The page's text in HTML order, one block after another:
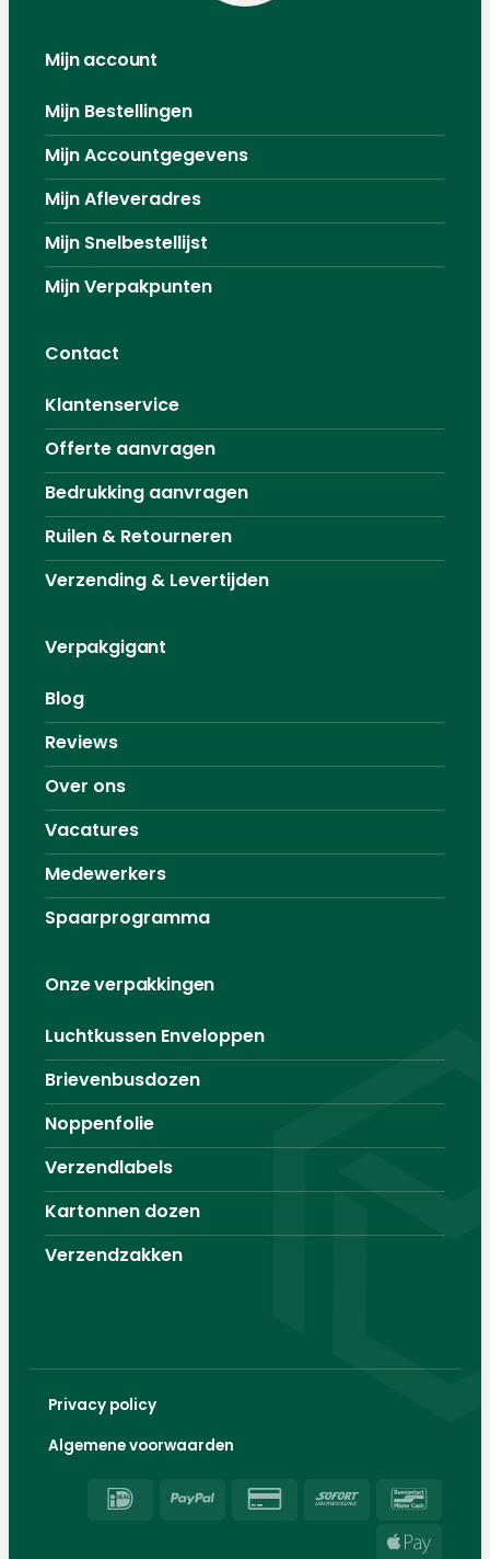
Mijn account
Mijn Bestellingen
Mijn Accountgegevens
Mijn Afleveradres
Mijn Snelbestellijst
Mijn Verpakpunten
Contact
Klantenservice
Offerte aanvragen
Bedrukking aanvragen
Ruilen & Retourneren
Verzending & Levertijden
Verpakgigant
Blog
Reviews
Over ons
Vacatures
Medewerkers
Spaarprogramma
Onze verpakkingen
Luchtkussen Enveloppen
Brievenbusdozen
Noppenfolie
Verzendlabels
Kartonnen dozen
Verzendzakken
Privacy policy
Algemene voorwaarden
IDeal PayPal
Credit
Sofort